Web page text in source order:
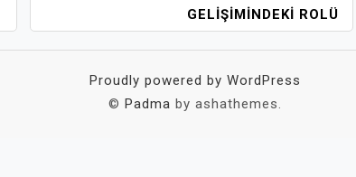
GELIŞIMINDEKI ROLÜ
Proudly powered by WordPress
© Padma by ashathemes.